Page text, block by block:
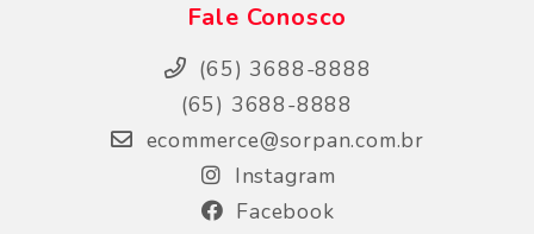
Fale Conosco
(65) 3688-8888
(65) 3688-8888
ecommerce@sorpan.com.br
Instagram
Facebook